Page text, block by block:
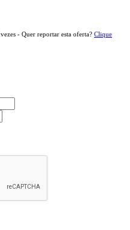
vezes - Quer reportar esta oferta? Clique